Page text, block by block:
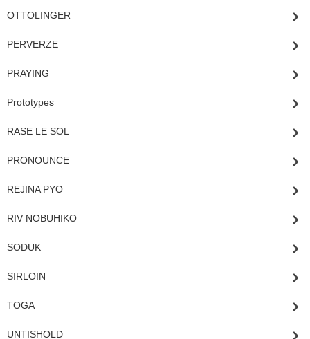
OTTOLINGER
PERVERZE
PRAYING
Prototypes
RASE LE SOL
PRONOUNCE
REJINA PYO
RIV NOBUHIKO
SODUK
SIRLOIN
TOGA
UNTISHOLD